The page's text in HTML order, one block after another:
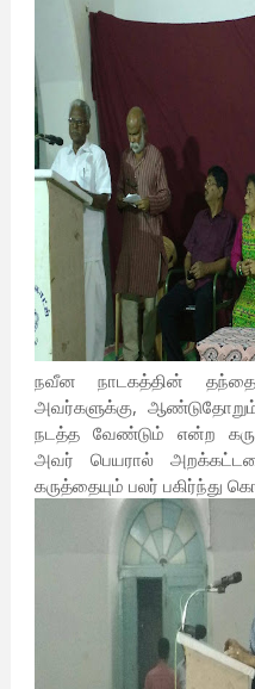
நவீன நாடகத்தின்
அவர்களுக்கு,
நடத்த வேண்டும் என்ற
அவர் பெயரால்
கருத்தையும் பலர் பகிர்ந்து